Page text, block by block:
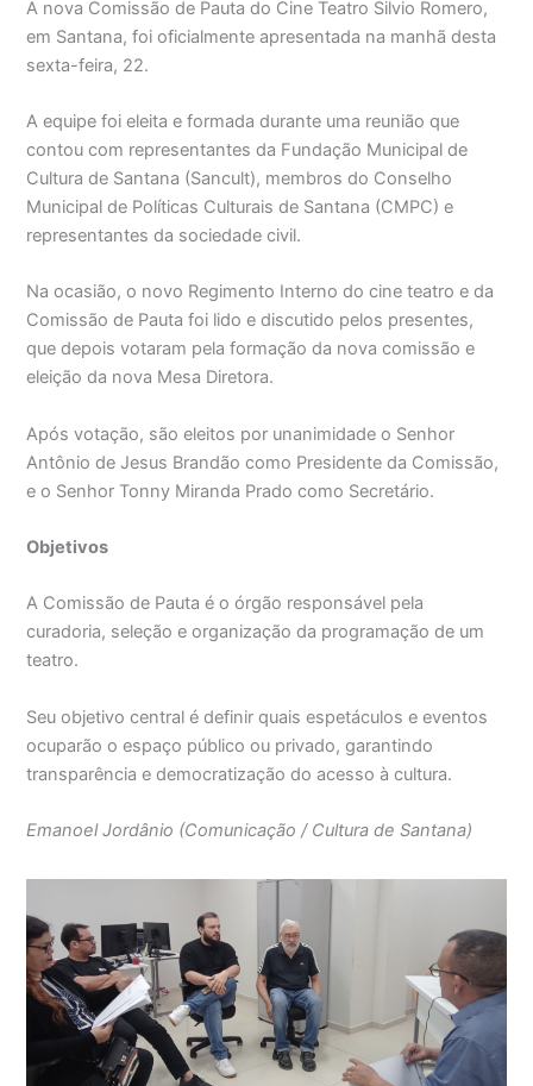
A nova Comissão de Pauta do Cine Teatro Silvio Romero,
em Santana, foi oficialmente apresentada na manhã desta
sexta-feira, 22.
A equipe foi eleita e formada durante uma reunião que
contou com representantes da Fundação Municipal de
Cultura de Santana (Sancult), membros do Conselho
Municipal de Políticas Culturais de Santana (CMPC) e
representantes da sociedade civil.
Na ocasião, o novo Regimento Interno do cine teatro e da
Comissão de Pauta foi lido e discutido pelos presentes,
que depois votaram pela formação da nova comissão e
eleição da nova Mesa Diretora.
Após votação, são eleitos por unanimidade o Senhor
Antônio de Jesus Brandão como Presidente da Comissão,
e o Senhor Tonny Miranda Prado como Secretário.
Objetivos
A Comissão de Pauta é o órgão responsável pela
curadoria, seleção e organização da programação de um
teatro.
Seu objetivo central é definir quais espetáculos e eventos
ocuparão o espaço público ou privado, garantindo
transparência e democratização do acesso à cultura.
Emanoel Jordânio (Comunicação / Cultura de Santana)